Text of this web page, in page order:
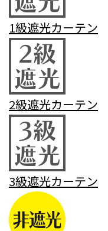
1級遮光カーテン
2級遮光カーテン
3級遮光カーテン